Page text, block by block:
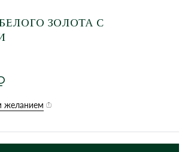
ЗОЛОТА С
желанием